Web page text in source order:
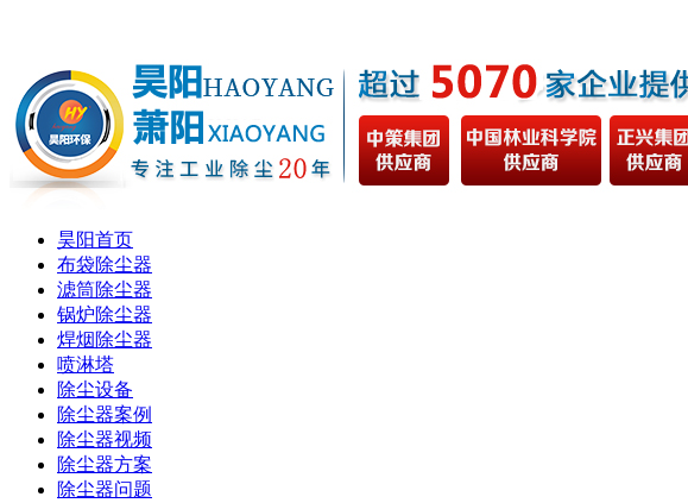
昊阳首页
布袋除尘器
滤筒除尘器
锅炉除尘器
焊烟除尘器
喷淋塔
除尘设备
除尘器案例
除尘器视频
除尘器方案
除尘器问题